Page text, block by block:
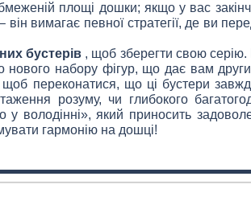
площі дошки; якщо у вас
вимагає певної стратегії, де ви
бустерів, щоб зберегти свою серію.
нового набору фігур, що дає вам
переконатися, що ці бустери
розуму, чи глибокого
у володінні», який приносить
гармонію на дошці!